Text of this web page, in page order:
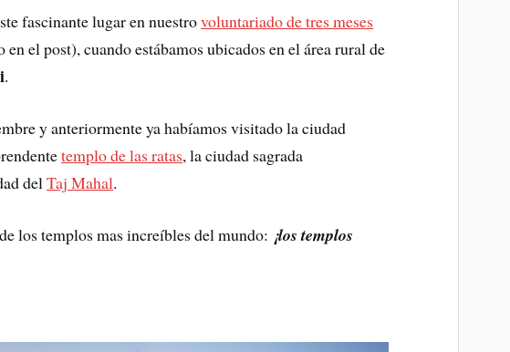
fascinante lugar en nuestrovoluntariado de tres meses
en el post), cuando estábamos ubicados en el área rural de
.
y anteriormente ya habíamos visitado la ciudad
templo de las ratas, la ciudad sagrada
delTaj Mahal.
los templos mas increíbles del mundo: ¡los templos